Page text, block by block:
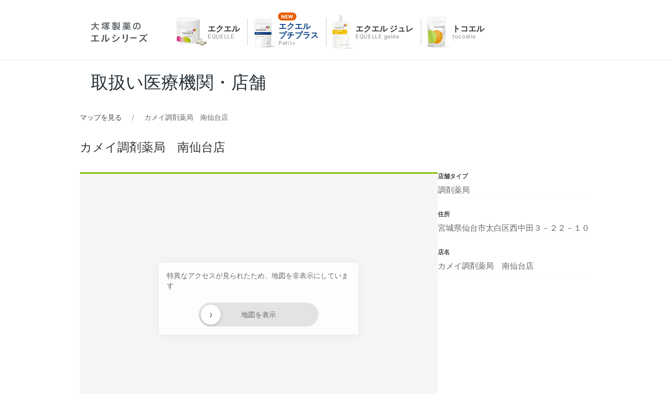
エクエル
EQUELLE
エクエル
プチプラス
Petit+
エクエル ジュレ
EQUELLE gelée
トコエル
tocoelle
取扱い医療機関・店舗
マップを見る カメイ調剤薬局 南仙台店
カメイ調剤薬局 南仙台店
特異なアクセスが見られたため、地図を非表示にしていま
す
地図を表示
›
店舗タイプ
調剤薬局
住所
宮城県仙台市太白区西中田３－２２－１０
店名
カメイ調剤薬局 南仙台店